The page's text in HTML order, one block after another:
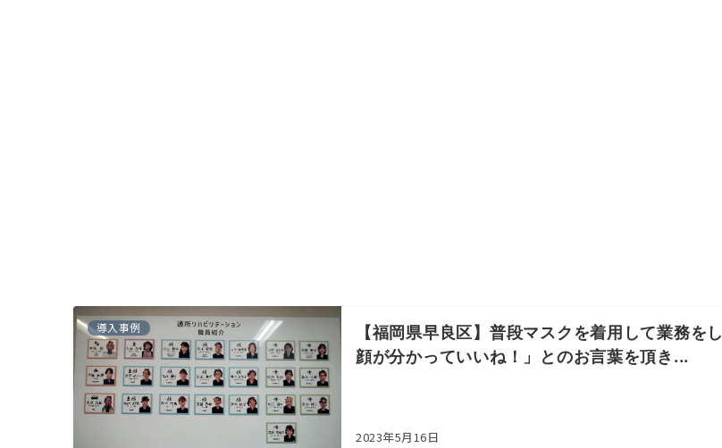
導入事例
【福岡県早良区】普段マスクを着用して業務
顔が分かっていいね！」とのお言葉を頂き...
2023年5月16日